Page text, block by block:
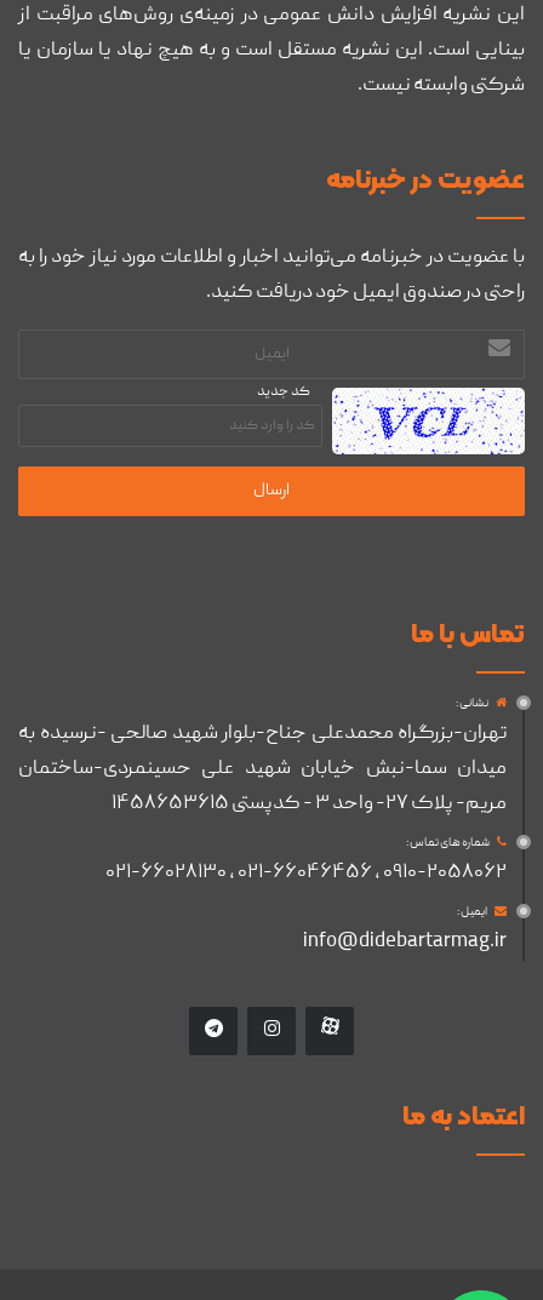
این نشریه افزایش دانش عمومی در زمینه‌ی روش‌های مراقبت از
بینایی است. این نشریه مستقل است و به هیچ نهاد یا سازمان یا
شرکتی وابسته نیست.
عضويت در خبرنامه
با عضویت در خبرنامه می‌توانید اخبار و اطلاعات مورد نیاز خود را به
راحتی در صندوق ایمیل خود دریافت کنید.
آدرس
کد جدید
تماس با ما
نشانی :
تهران-بزرگراه محمدعلی جناح-بلوار شهید صالحی -نرسیده به
میدان سما-نبش خیابان شهید علی حسینمردی-ساختمان
مریم- پلاک ۲۷- واحد ۳ - کدپستی ۱۴۵۸۶۵۳۶۱۵
شماره های تماس :
۰۹۱۰-۲۰۵۸۰۶۲ , ۰۲۱-۶۶۰۴۶۴۵۶ , ۰۲۱-۶۶۰۲۸۱۳۰
ایمیل :
info@didebartarmag.ir
اعتماد به ما